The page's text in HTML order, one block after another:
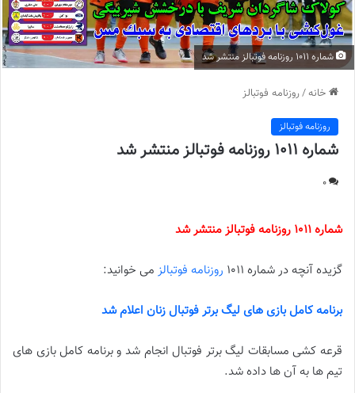
شماره 1011 روزنامه فوتبالز منتشر شد
خانه/روزنامه فوتبالز
روزنامه فوتبالز
شماره 1011 روزنامه فوتبالز منتشر شد
0
شماره 1011 روزنامه فوتبالز منتشر شد
گزیده آنچه در شماره 1011 روزنامه فوتبالز می خوانید:
برنامه كامل بازى هاى ليگ برتر فوتبال زنان اعلام شد
قرعه كشى مسابقات ليگ برتر فوتبال انجام شد و برنامه كامل بازى هاى
تيم ها به آن ها داده شد.